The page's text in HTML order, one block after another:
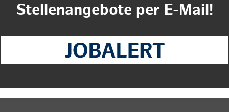
Stellenangebote per E-Mail!